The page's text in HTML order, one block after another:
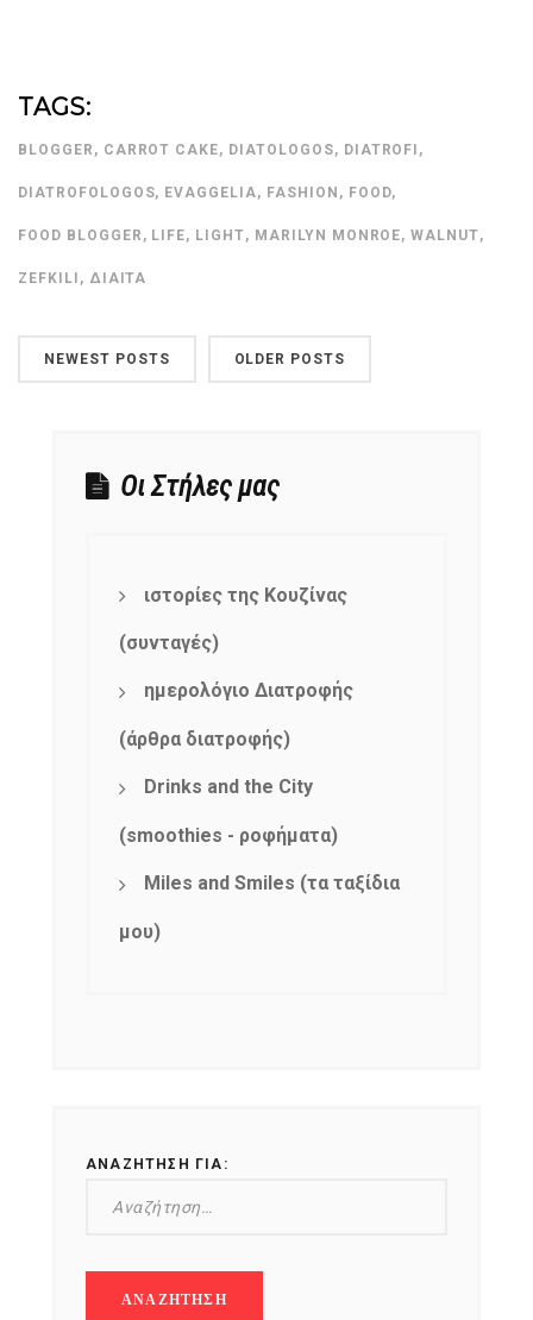
TAGS:
BLOGGER , CARROT CAKE, DIATOLOGOS, DIATROFI ,
DIATROFOLOGOS, EVAGGELIA, FASHION , FOOD,
FOOD BLOGGER , LIFE, LIGHT, MARILYN MONROE,WALNUT,
ZEFKILI , ΔΊΑΙΤΑ
NEWEST POSTS OLDER POSTS
Οι Στήλες μας
ιστορίες της Κουζίνας
(συνταγές)
ημερολόγιο Διατροφής
(άρθρα διατροφής)
Drinks and the City
(smoothies - ροφήματα)
Miles and Smiles (τα ταξίδια
μου)
ΑΝΑΖΉΤΗΣΗ ΓΙΑ: